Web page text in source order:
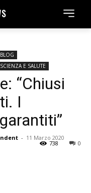
BLOG
SCIENZA E SALUTE
“Chiusi
I
- 11 Marzo 2020
0
738